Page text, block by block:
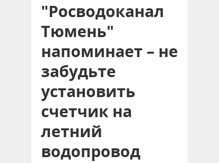
"Росводоканал
Тюмень"
напоминает – не
забудьте
установить
счетчик на
летний
водопровод